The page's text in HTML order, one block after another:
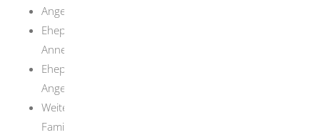
Angenommenen
Ehepartner oder Ehepartnerin des oder der
Annehmenden
Ehepartner oder Ehepartnerin des oder der
Angenommenen
Weitere erforderliche Unterlagen wird das
Familiengericht bei Ihnen anfordern.